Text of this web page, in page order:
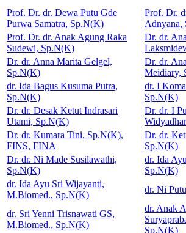
Prof. Dr. dr. Dewa Putu Gde
Purwa Samatra, Sp.N(K)
Prof. Dr.
Adnyana,
Prof. Dr. dr. Anak Agung Raka
Sudewi, Sp.N(K)
Dr. dr.
Dr. dr. Anna Marita Gelgel,
Sp.N(K)
Dr. dr.
Meidiary,
dr. Ida Bagus Kusuma Putra,
Sp.N(K)
dr. I
Sp.N(K)
Dr. dr. Desak Ketut Indrasari
Utami, Sp.N(K)
Dr. dr. I
Dr. dr. Kumara Tini, Sp.N(K),
FINS, FINA
Dr. dr.
Sp.N(K)
Dr. dr. Ni Made Susilawathi,
Sp.N(K)
dr. Ida
Sp.N(K)
dr. Ida Ayu Sri Wijayanti,
M.Biomed., Sp.N(K)
dr. Ni
dr. Sri Yenni Trisnawati GS,
M.Biomed., Sp.N(K)
dr. Anak
Sp.N(K)